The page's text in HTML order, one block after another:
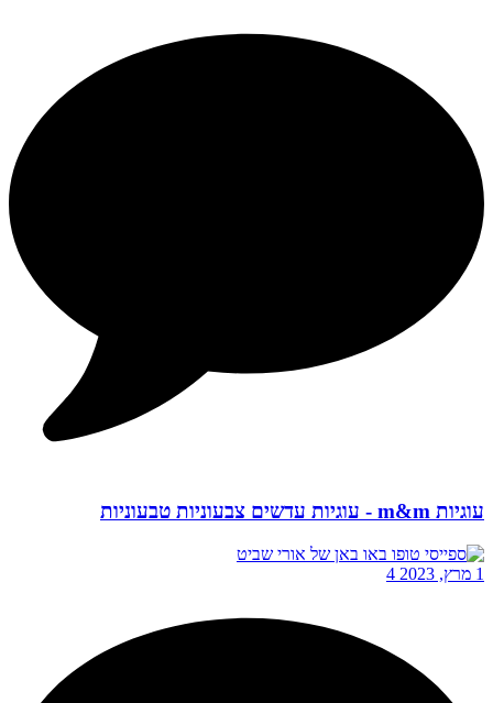
עוגיות m&m - עוגיות עדשים צבעוניות טבעוניות
1 מרץ, 2023 4